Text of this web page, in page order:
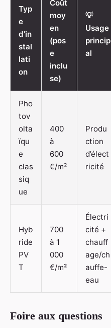
Typ
e
d'in
stal
lati
on
Coût
moy
en
(pos
e
inclu
se)
💡
Usage
princip
al
Pho
tov
olta
ïqu
e
clas
siq
ue
400
à
600
€/m²
Produ
ction
d’élect
ricité
Hyb
ride
PV
T
700
à 1
000
€/m²
Électri
cité +
chauff
age/ch
auffe-
eau
Foire aux questions